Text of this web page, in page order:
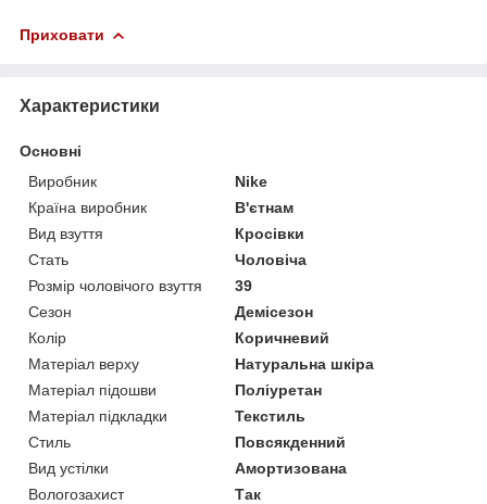
Приховати
Характеристики
Основні
Виробник
Nike
Країна виробник
В'єтнам
Вид взуття
Кросівки
Стать
Чоловіча
Розмір чоловічого взуття
39
Сезон
Демісезон
Колір
Коричневий
Матеріал верху
Натуральна шкіра
Матеріал підошви
Поліуретан
Матеріал підкладки
Текстиль
Стиль
Повсякденний
Вид устілки
Амортизована
Вологозахист
Так